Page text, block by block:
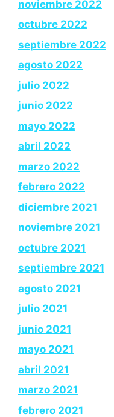
noviembre 2022
octubre 2022
septiembre 2022
agosto 2022
julio 2022
junio 2022
mayo 2022
abril 2022
marzo 2022
febrero 2022
diciembre 2021
noviembre 2021
octubre 2021
septiembre 2021
agosto 2021
julio 2021
junio 2021
mayo 2021
abril 2021
marzo 2021
febrero 2021